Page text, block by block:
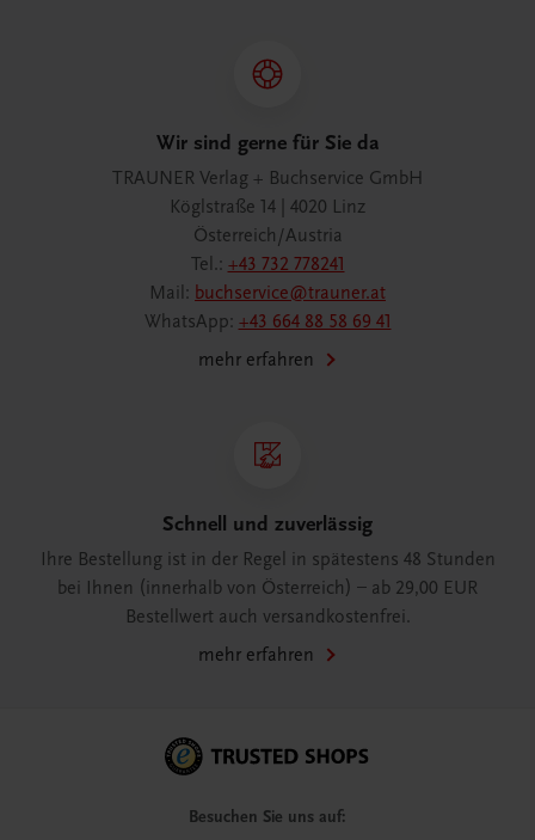
Wir sind gerne für Sie da
TRAUNER Verlag + Buchservice GmbH
Köglstraße 14 | 4020 Linz
Österreich/Austria
Tel.: +43 732 778241
Mail: buchservice@trauner.at
WhatsApp: +43 664 88 58 69 41
mehr erfahren
Schnell und zuverlässig
Ihre Bestellung ist in der Regel in spätestens 48 Stunden
bei Ihnen (innerhalb von Österreich) – ab 29,00 EUR
Bestellwert auch versandkostenfrei.
mehr erfahren
Besuchen Sie uns auf: